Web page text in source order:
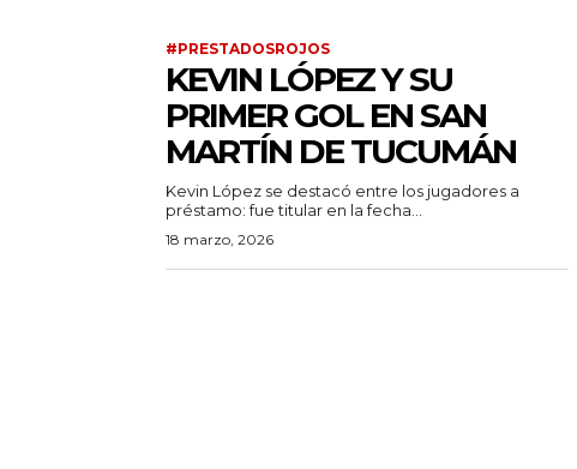
#PRESTADOSROJOS
KEVIN LÓPEZ Y SU
PRIMER GOL EN SAN
MARTÍN DE TUCUMÁN
Kevin López se destacó entre los jugadores a
préstamo: fue titular en la fecha...
18 marzo, 2026